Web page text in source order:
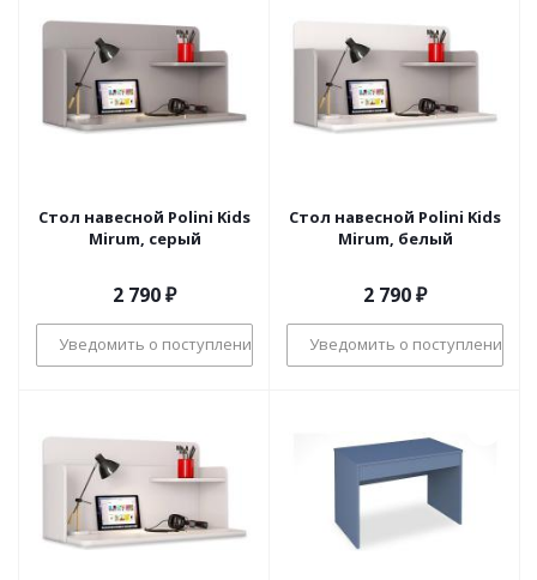
Стол навесной Polini Kids
Mirum, серый
2 790₽
Уведомить о поступлении
Стол навесной Polini Kids
Mirum, белый
2 790₽
Уведомить о поступлении